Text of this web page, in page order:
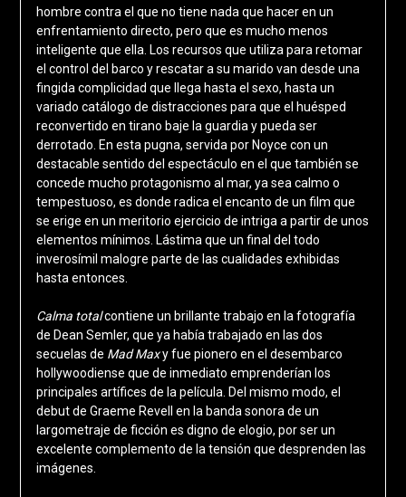
hombre contra el que no tiene nada que hacer en un
enfrentamiento directo, pero que es mucho menos
inteligente que ella. Los recursos que utiliza para retomar
el control del barco y rescatar a su marido van desde una
fingida complicidad que llega hasta el sexo, hasta un
variado catálogo de distracciones para que el huésped
reconvertido en tirano baje la guardia y pueda ser
derrotado. En esta pugna, servida por Noyce con un
destacable sentido del espectáculo en el que también se
concede mucho protagonismo al mar, ya sea calmo o
tempestuoso, es donde radica el encanto de un film que
se erige en un meritorio ejercicio de intriga a partir de unos
elementos mínimos. Lástima que un final del todo
inverosímil malogre parte de las cualidades exhibidas
hasta entonces.
Calma totalcontiene un brillante trabajo en la fotografía
de Dean Semler, que ya había trabajado en las dos
secuelas de Mad Maxy fue pionero en el desembarco
hollywoodiense que de inmediato emprenderían los
principales artífices de la película. Del mismo modo, el
debut de Graeme Revell en la banda sonora de un
largometraje de ficción es digno de elogio, por ser un
excelente complemento de la tensión que desprenden las
imágenes.